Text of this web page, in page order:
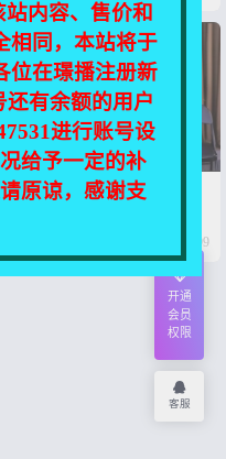
【网易CC】穗穗 抖胸热舞无水
99
内容、售价和
相同，本站将于
位在璟播注册新
有余额的用户
进行账号设
给予一定的补
原谅，感谢支
开通
会员
权限
客服